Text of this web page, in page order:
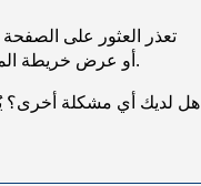
تعذر العثور على
URL، أو عرض خريطة الموقع الخاصة بنا لمساعدتك في العثور على ما تريد.
هل لديك أي مشكلة أخرى؟